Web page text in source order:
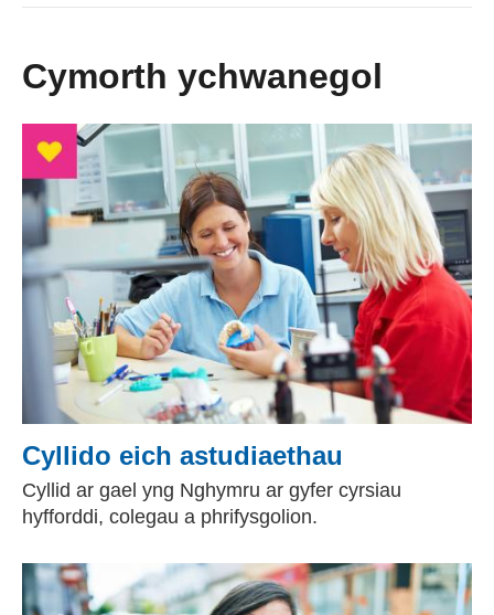
Cymorth ychwanegol
Cyllido eich astudiaethau
Cyllid ar gael yng Nghymru ar gyfer cyrsiau
hyfforddi, colegau a phrifysgolion.